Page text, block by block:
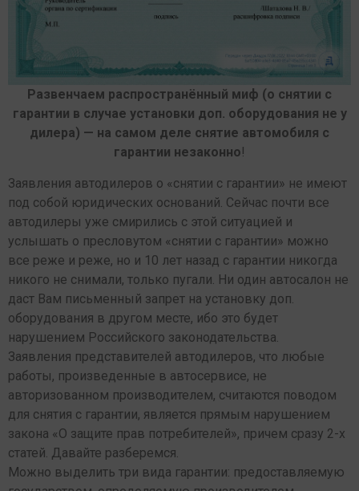
Развенчаем распространённый миф (о снятии с
гарантии в случае установки доп. оборудования не у
дилера) — на самом деле снятие автомобиля с
гарантии незаконно!
Заявления автодилеров о «снятии с гарантии» не имеют
под собой юридических оснований. Сейчас почти все
автодилеры уже смирились с этой ситуацией и
услышать о пресловутом «снятии с гарантии» можно
все реже и реже, но и 10 лет назад с гарантии никогда
никого не снимали, только пугали. Ни один автосалон не
даст Вам письменный запрет на установку доп.
оборудования в другом месте, ибо это будет
нарушением Российского законодательства.
Заявления представителей автодилеров, что любые
работы, произведенные в автосервисе, не
авторизованном производителем, считаются поводом
для снятия с гарантии, является прямым нарушением
закона «О защите прав потребителей», причем сразу 2-х
статей. Давайте разберемся.
Можно выделить три вида гарантии: предоставляемую